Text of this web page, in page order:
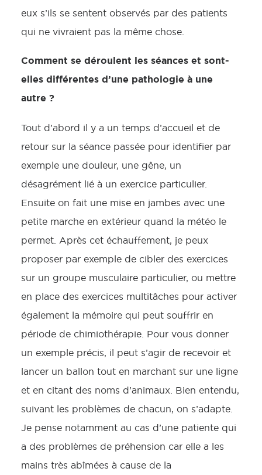
eux s’ils se sentent observés par des patients
qui ne vivraient pas la même chose.
Comment se déroulent les séances et sont-
elles différentes d’une pathologie à une
autre ?
Tout d’abord il y a un temps d’accueil et de
retour sur la séance passée pour identifier par
exemple une douleur, une gêne, un
désagrément lié à un exercice particulier.
Ensuite on fait une mise en jambes avec une
petite marche en extérieur quand la météo le
permet. Après cet échauffement, je peux
proposer par exemple de cibler des exercices
sur un groupe musculaire particulier, ou mettre
en place des exercices multitâches pour activer
également la mémoire qui peut souffrir en
période de chimiothérapie. Pour vous donner
un exemple précis, il peut s’agir de recevoir et
lancer un ballon tout en marchant sur une ligne
et en citant des noms d’animaux. Bien entendu,
suivant les problèmes de chacun, on s’adapte.
Je pense notamment au cas d’une patiente qui
a des problèmes de préhension car elle a les
mains très abîmées à cause de la